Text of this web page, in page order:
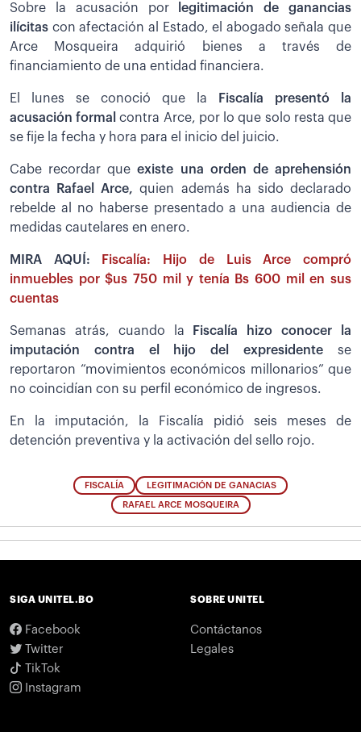
Sobre la acusación porlegitimación de ganancias
ilícitas con afectación al Estado, el abogado señala que
Arce Mosqueira adquirió bienes a través de
financiamiento de una entidad financiera.
El lunes se conoció que la
Fiscalía presentó la
acusación formal contra Arce, por lo que solo resta que
se fije la fecha y hora para el inicio del juicio.
Cabe recordar que existe una orden de aprehensión
contra Rafael Arce,quien además ha sido declarado
rebelde al no haberse presentado a una audiencia de
medidas cautelares en enero.
MIRA AQUÍ:
Fiscalía: Hijo de Luis Arce compró
inmuebles por $us 750 mil y tenía Bs 600 mil en sus
cuentas
Semanas atrás, cuando la Fiscalía hizo conocer la
imputación contra el hijo del expresidente se
reportaron “movimientos económicos millonarios” que
no coincidían con su perfil económico de ingresos.
En la imputación, la Fiscalía pidió seis meses de
detención preventiva y la activación del sello rojo.
FISCALÍA LEGITIMACIÓN DE GANACIAS
RAFAEL ARCE MOSQUEIRA
SIGA UNITEL.BO
Facebook
Twitter
TikTok
Instagram
SOBRE UNITEL
Contáctanos
Legales